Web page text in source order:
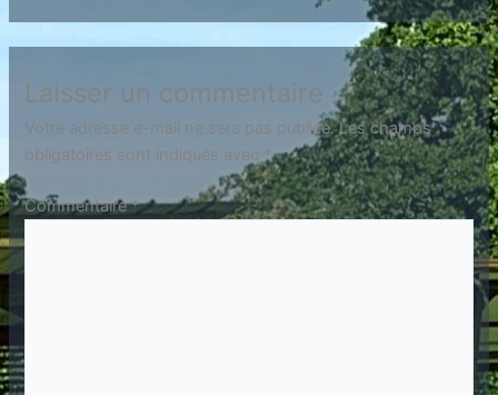
Laisser un commentaire
Votre adresse e-mail ne sera pas publiée. Les champs
obligatoires sont indiqués avec *
Commentaire*